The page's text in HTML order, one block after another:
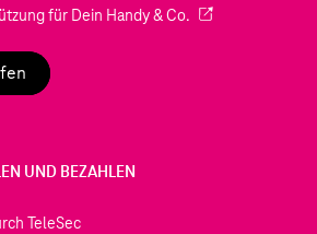
für Dein Handy & Co. (Wird in einem
UND BEZAHLEN
TeleSec